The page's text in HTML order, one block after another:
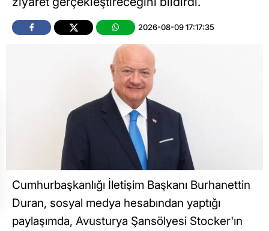
2026-08-09 17:17:35
Cumhurbaşkanlığı İletişim Başkanı Burhanettin
Duran, sosyal medya hesabından yaptığı
paylaşımda, Avusturya Şansölyesi Stocker'ın